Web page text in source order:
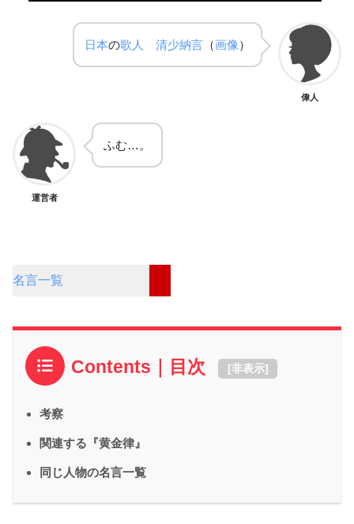
日本の歌人 清少納言 （画像）
偉人
運営者
ふむ…。
名言一覧
Contents｜目次 [非表示]
考察
関連する『黄金律』
同じ人物の名言一覧